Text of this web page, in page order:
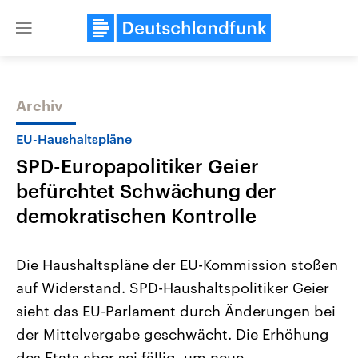
Close
Themen
2026
Alle Informationen
Sachsen-Anhalt wählt am 6.
September 2026 einen neuen
Landtag. Seit 2021 wird das
Bundesland von einer Koalition aus
Aktuelle Beiträge,
Hintergründe
Wirtschaftlich und
gehören die Vereinigten
den mächtigsten Ländern
mit großem Einfluss auf
Archiv
EU-Haushaltspläne
SPD-Europapolitiker Geier
befürchtet Schwächung der
demokratischen Kontrolle
Die Haushaltspläne der EU-Kommission stoßen
auf Widerstand. SPD-Haushaltspolitiker Geier
sieht das EU-Parlament durch Änderungen bei
der Mittelvergabe geschwächt. Die Erhöhung